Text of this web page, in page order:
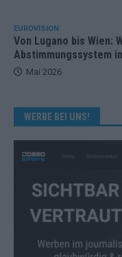
EUROVISION
Von Lugano bis Wien:
Abstimmungssystem
Mai 2026
WERBE BEI UNS!